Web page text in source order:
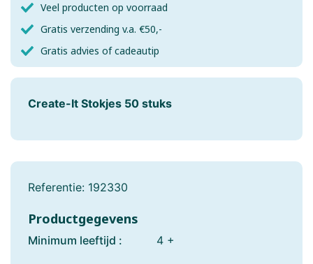
Veel producten op voorraad
Gratis verzending v.a. €50,-
Gratis advies of cadeautip
Create-It Stokjes 50 stuks
Referentie: 192330
Productgegevens
Minimum leeftijd : 4 +